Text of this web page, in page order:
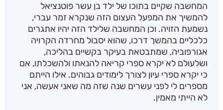
המחשבה שקיים בתוכו של ילד בן עשר פוטנציאל
להמשיך את המפעל העצום הזה שנקרא זמר עברי,
נשמעת הזויה. וכן המחשבה שלילד הזה יהיו אתגרים
כלכליים בהמשך דרכו, שהוא יסבול מחרדה הקרויה
אגורפוביה, שמתבטאת בעיקר בקשיים בהליכה,
ושלעולם לא יקרא ספרי קריאה להנאתו ולהשכלתו, אם
כי יקרא ספרי עיון לצורך לימודים גבוהים. אילו הייתם
מספרים לי לפני עשרים שנה שזה מה שאני אעשה, אני
לא הייתי מאמין.